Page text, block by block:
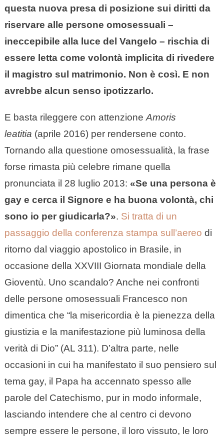
questa nuova presa di posizione sui diritti da
riservare alle persone omosessuali –
ineccepibile alla luce del Vangelo – rischia di
essere letta come volontà implicita di rivedere
il magistro sul matrimonio. Non è così. E non
avrebbe alcun senso ipotizzarlo.
E basta rileggere con attenzione Amoris
leatitia (aprile 2016) per rendersene conto.
Tornando alla questione omosessualità, la frase
forse rimasta più celebre rimane quella
pronunciata il 28 luglio 2013: «Se una persona è
gay e cerca il Signore e ha buona volontà, chi
sono io per giudicarla?». Si tratta di un
passaggio della conferenza stampa sull’aereo di
ritorno dal viaggio apostolico in Brasile, in
occasione della XXVIII Giornata mondiale della
Gioventù. Uno scandalo? Anche nei confronti
delle persone omosessuali Francesco non
dimentica che “la misericordia è la pienezza della
giustizia e la manifestazione più luminosa della
verità di Dio” (AL 311). D’altra parte, nelle
occasioni in cui ha manifestato il suo pensiero sul
tema gay, il Papa ha accennato spesso alle
parole del Catechismo, pur in modo informale,
lasciando intendere che al centro ci devono
sempre essere le persone, il loro vissuto, le loro